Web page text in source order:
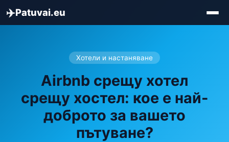
✈️Patuvai.eu
Хотели и настаняване
Airbnb срещу хотел
срещу хостел: кое е най-
доброто за вашето
пътуване?